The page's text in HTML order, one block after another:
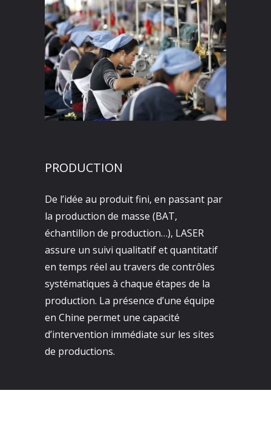
PRODUCTION
De l’idée au produit fini, en passant par
la production de masse (BAT,
échantillon de production…), LASER
assure un suivi qualitatif et quantitatif
en temps réel au travers de contrôles
systématiques à chaque étapes de la
production. La présence d’une équipe
en Chine permet une capacité
d’intervention immédiate sur les sites
de productions.